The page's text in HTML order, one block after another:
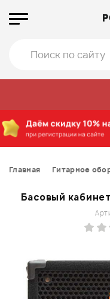
Главная Гитарное
Басовый